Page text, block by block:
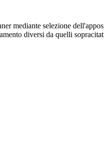
mediante selezione
diversi da quelli